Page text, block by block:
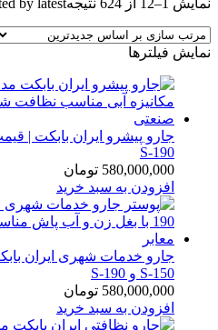
نمایش 1–12 از 624 نتیجه by latest
نمایش فیلترها
S-190
580,000,000 تومان
افزودن به سبد خرید
جارو خدمات شهری ایران
S-150 و S-190
580,000,000 تومان
افزودن به سبد خرید